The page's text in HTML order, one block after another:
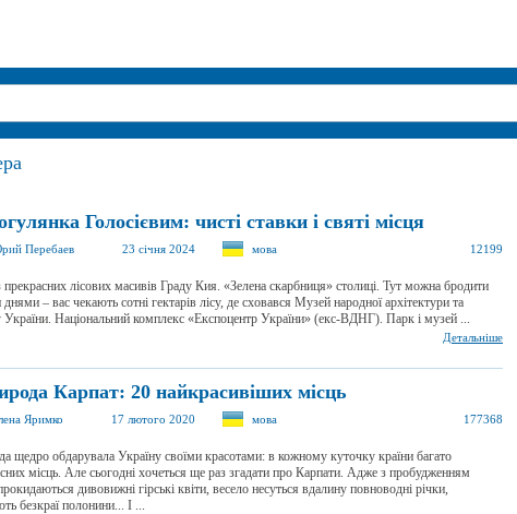
Голосієвим: чисті ставки і святі місця
Перебаев 23 січня 2024 мова 12199
лісових масивів Граду Кия. «Зелена скарбниця» столиці. Тут можна бродити
– вас чекають сотні гектарів лісу, де сховався Музей народної архітектури та
України. Національний комплекс «Експоцентр України» (екс-ВДНГ). Парк і музей ...
Детальніше
Карпат: 20 найкрасивіших місць
Яримко 17 лютого 2020 мова 177368
щедро обдарувала Україну своїми красотами: в кожному куточку країни багато
місць. Але сьогодні хочеться ще раз згадати про Карпати. Адже з пробудженням
дивовижні гірські квіти, весело несуться вдалину повноводні річки,
безкраї полонини... І ...